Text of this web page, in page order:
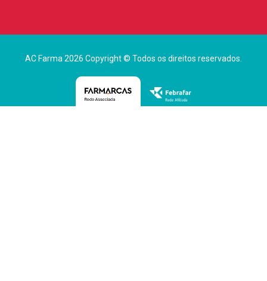
AC Farma 2026 Copyright © Todos os direitos reservados.